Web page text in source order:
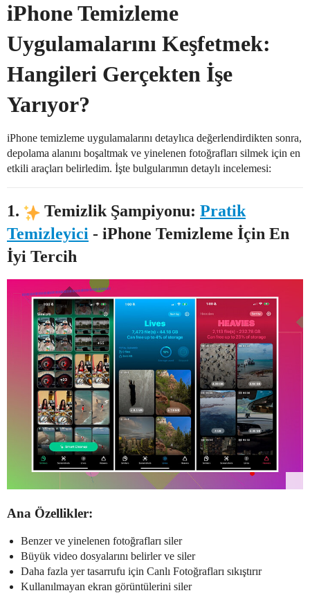
iPhone Temizleme
Uygulamalarını Keşfetmek:
Hangileri Gerçekten İşe
Yarıyor?
iPhone temizleme uygulamalarını detaylıca değerlendirdikten sonra,
depolama alanını boşaltmak ve yinelenen fotoğrafları silmek için en
etkili araçları belirledim. İşte bulgularımın detaylı incelemesi:
1. Temizlik Şampiyonu: Pratik
Temizleyici - iPhone Temizleme İçin En
İyi Tercih
Ana Özellikler:
Benzer ve yinelenen fotoğrafları siler
Büyük video dosyalarını belirler ve siler
Daha fazla yer tasarrufu için Canlı Fotoğrafları sıkıştırır
Kullanılmayan ekran görüntülerini siler